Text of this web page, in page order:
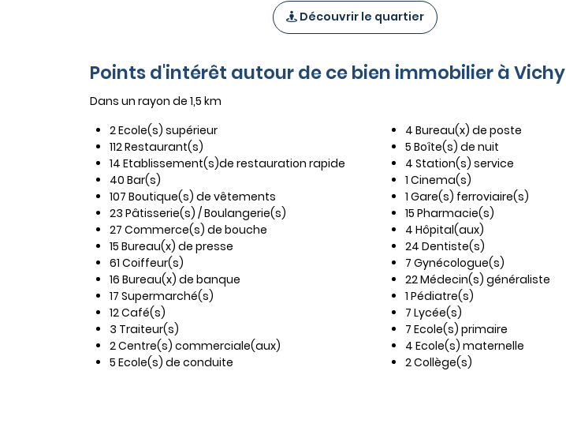
Découvrir le quartier
Points d'intérêt autour de ce bien immobilier à Vichy
Dans un rayon de 1,5 km
2 Ecole(s) supérieur
112 Restaurant(s)
14 Etablissement(s)de restauration rapide
40 Bar(s)
107 Boutique(s) de vêtements
23 Pâtisserie(s) / Boulangerie(s)
27 Commerce(s) de bouche
15 Bureau(x) de presse
61 Coiffeur(s)
16 Bureau(x) de banque
17 Supermarché(s)
12 Café(s)
3 Traiteur(s)
2 Centre(s) commerciale(aux)
5 Ecole(s) de conduite
4 Bureau(x) de poste
5 Boîte(s) de nuit
4 Station(s) service
1 Cinema(s)
1 Gare(s) ferroviaire(s)
15 Pharmacie(s)
4 Hôpital(aux)
24 Dentiste(s)
7 Gynécologue(s)
22 Médecin(s) généraliste
1 Pédiatre(s)
7 Lycée(s)
7 Ecole(s) primaire
4 Ecole(s) maternelle
2 Collège(s)